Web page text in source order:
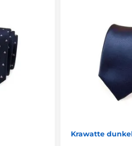
Krawatte